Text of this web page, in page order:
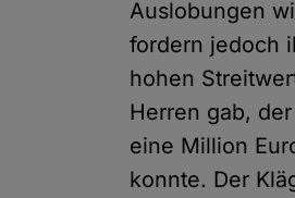
Auslobungen
fordern jedoch
hohen
Herren gab,
eine Million
konnte. Der